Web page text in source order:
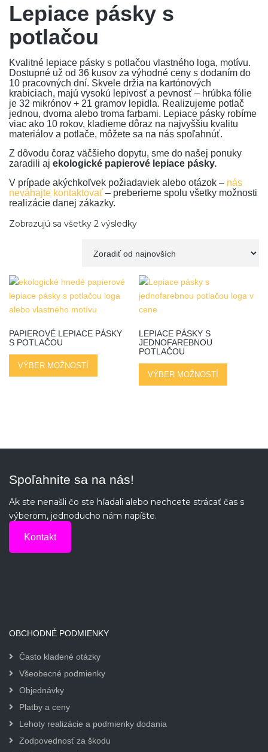
Lepiace pásky s
potlačou
Kvalitné lepiace pásky s potlačou vlastného loga, motívu.
Dostupné už od 36 kusov za výhodné ceny s dodaním do
10 pracovných dní. Skvele držia na kartónových
krabiciach, majú vysokú lepivosť a pevnosť – hrúbka fólie
je 32 mikrónov + 21 gramov lepidla. Realizujeme potlač
jednou, dvoma alebo troma farbami. Lepiace pásky robíme
viac ako 10 rokov, kladieme dôraz na najvyššiu kvalitu
materiálov a potlače, môžete sa na nás spoľahnúť.
Z dôvodu čoraz väčšieho dopytu, sme do našej ponuky
zaradili aj ekologické papierové lepiace pásky.
V prípade akýchkoľvek požiadaviek alebo otázok – nás
neváhajte kontaktovať – preberieme spolu všetky možnosti
realizácie danej zákazky.
Zobrazujú sa všetky 2 výsledky
PAPIEROVÉ LEPIACE PÁSKY
S POTLAČOU
VÝBER MOŽNOSTÍ
LEPIACE PÁSKY S
JEDNOFAREBNOU
POTLAČOU
VÝBER MOŽNOSTÍ
Spoľahnite sa na nás!
Ak ste nenašli čo ste hľadali alebo nechcete strácať čas s
výberom, jednoducho nám napíšte.
Kontakt
OBCHODNÉ PODMIENKY
Často kladené otázky
Všeobecné podmienky
Objednávky
Platby a ceny
Lehoty realizácie a podmienky dodania
Zodpovednosť za škodu